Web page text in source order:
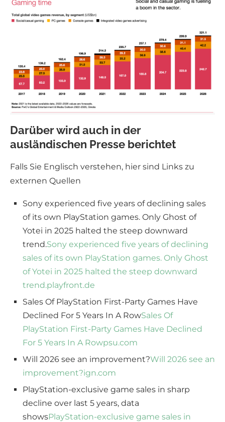
Darüber wird auch in der
ausländischen Presse berichtet
Falls Sie Englisch verstehen, hier sind Links zu
externen Quellen
Sony experienced five years of declining sales
of its own PlayStation games. Only Ghost of
Yotei in 2025 halted the steep downward
trend.Sony experienced five years of declining
sales of its own PlayStation games. Only Ghost
of Yotei in 2025 halted the steep downward
trend.playfront.de
Sales Of PlayStation First-Party Games Have
Declined For 5 Years In A RowSales Of
PlayStation First-Party Games Have Declined
For 5 Years In A Rowpsu.com
Will 2026 see an improvement?Will 2026 see an
improvement?ign.com
PlayStation-exclusive game sales in sharp
decline over last 5 years, data
showsPlayStation-exclusive game sales in